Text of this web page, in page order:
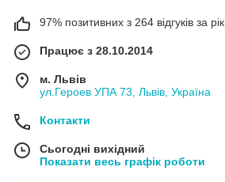
97% позитивних з 264 відгуків за рік
Працює з 28.10.2014
м. Львів
ул.Героев УПА 73, Львів, Україна
Контакти
Сьогодні вихідний
Показати весь графік роботи